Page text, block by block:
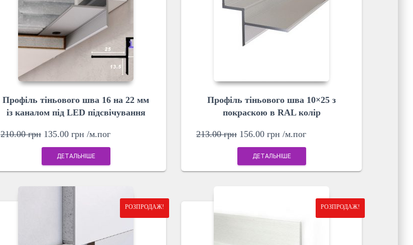
Профіль тіньового шва 16 на 22 мм
із каналом під LED підсвічування
210.00грн 135.00 грн /м.пог
ДЕТАЛЬНІШЕ
Профіль тіньового шва 10×25 з
покраскою в RAL колір
213.00грн 156.00 грн /м.пог
ДЕТАЛЬНІШЕ
РОЗПРОДАЖ! РОЗПРОДАЖ!